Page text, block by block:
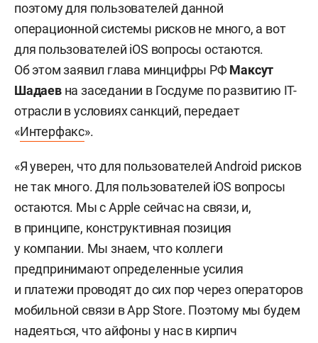
поэтому для пользователей данной
операционной системы рисков не много, а вот
для пользователей iOS вопросы остаются.
Об этом заявил глава минцифры РФМаксут
Шадаевна заседании в Госдуме по развитию IT-
отрасли в условиях санкций, передает
«Интерфакс».
«Я уверен, что для пользователей Android рисков
не так много. Для пользователей iOS вопросы
остаются. Мы с Apple сейчас на связи, и,
в принципе, конструктивная позиция
у компании. Мы знаем, что коллеги
предпринимают определенные усилия
и платежи проводят до сих пор через операторов
мобильной связи в App Store. Поэтому мы будем
надеяться, что айфоны у нас в кирпич